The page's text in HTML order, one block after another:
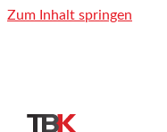
Zum Inhalt springen